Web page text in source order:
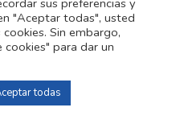
sus preferencias y
"Aceptar todas", usted
Sin embargo,
para dar un
todas
instagram
youtube
de Recuperacion de
¿Te ayudamos?